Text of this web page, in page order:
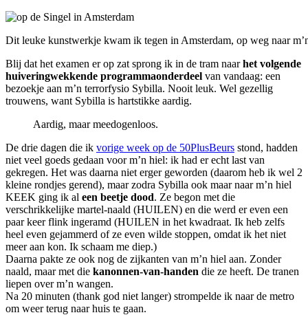
Dit leuke kunstwerkje kwam ik tegen in Amsterdam, op weg naar
Blij dat het examen er op zat sprong ik in de tram naarhet volgende
huiveringwekkende programmaonderdeel van vandaag: een
bezoekje aan m’n terrorfysio Sybilla. Nooit leuk. Wel gezellig
trouwens, want Sybilla is hartstikke aardig.
Aardig, maar meedogenloos.
De drie dagen die ik vorige week op de 50PlusBeurs stond, hadden
niet veel goeds gedaan voor m’n hiel: ik had er echt last van
gekregen. Het was daarna niet erger geworden (daarom heb ik wel 2
kleine rondjes gerend), maar zodra Sybilla ook maar naar m’n hiel
KEEK ging ik al een beetje dood. Ze begon met die
verschrikkelijke martel-naald (HUILEN) en die werd er even een
paar keer flink ingeramd (HUILEN in het kwadraat. Ik heb zelfs
heel even gejammerd of ze even wilde stoppen, omdat ik het niet
meer aan kon. Ik schaam me diep.)
Daarna pakte ze ook nog de zijkanten van m’n hiel aan. Zonder
naald, maar met die kanonnen-van-handen die ze heeft. De tranen
liepen over m’n wangen.
Na 20 minuten (thank god niet langer) strompelde ik naar de metro
om weer terug naar huis te gaan.